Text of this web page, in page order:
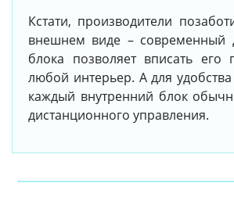
Кстати, производители
внешнем виде – современный
блока позволяет вписать его
любой интерьер. А для
каждый внутренний блок
дистанционного управления.